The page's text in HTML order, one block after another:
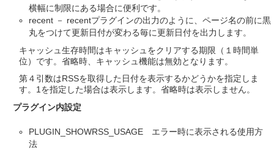
横幅に制限にある場合に便利です。
recent － recentプラグインの出力のように、ページ名の前に黒
丸をつけて更新日付が変わる毎に更新日付を出力します。
キャッシュ生存時間はキャッシュをクリアする期限（１時間単
位）です。省略時、キャッシュ機能は無効となります。
第４引数はRSSを取得した日付を表示するかどうかを指定しま
す。1を指定した場合は表示します。省略時は表示しません。
プラグイン内設定
PLUGIN_SHOWRSS_USAGE エラー時に表示される使用方
法